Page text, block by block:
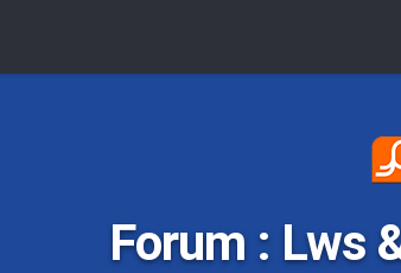
Forum : Lws